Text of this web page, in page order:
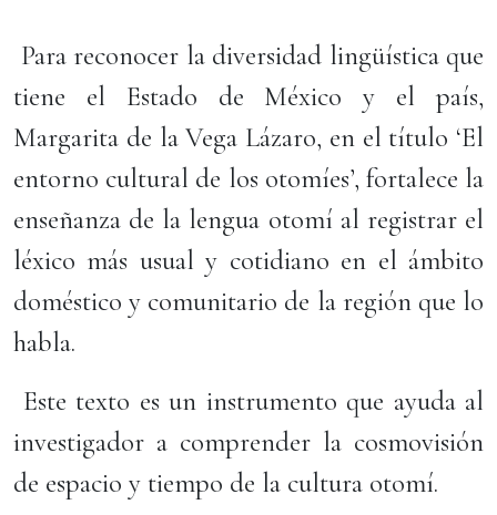
Para reconocer la diversidad lingüística que
tiene el Estado de México y el país,
Margarita de la Vega Lázaro, en el título ‘El
entorno cultural de los otomíes’, fortalece la
enseñanza de la lengua otomí al registrar el
léxico más usual y cotidiano en el ámbito
doméstico y comunitario de la región que lo
habla.
Este texto es un instrumento que ayuda al
investigador a comprender la cosmovisión
de espacio y tiempo de la cultura otomí.